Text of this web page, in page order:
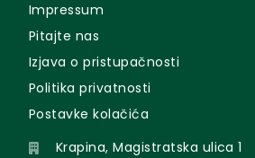
Impressum
Pitajte nas
Izjava o pristupačnosti
Politika privatnosti
Postavke kolačića
Krapina, Magistratska ulica 1